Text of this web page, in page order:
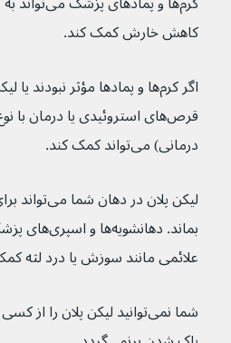
کاهش خارش کمک کند.
اگر کرم‌ها و پمادها مؤثر نبودند
قرص‌های استروئیدی یا درمان با
درمانی) می‌تواند کمک کند.
لیکن پلان در
علائمی مانند سوزش یا درد لثه
شما نمی‌توانید لیکن پلان را